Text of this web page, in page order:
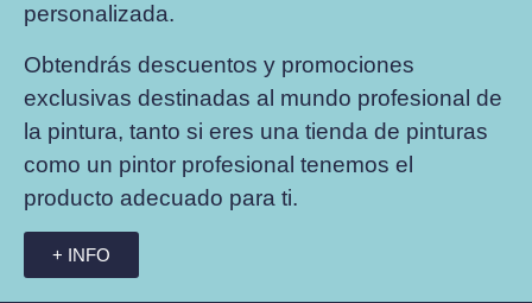
personalizada.
Obtendrás descuentos y promociones
exclusivas destinadas al mundo profesional de
la pintura, tanto si eres una tienda de pinturas
como un pintor profesional tenemos el
producto adecuado para ti.
+ INFO